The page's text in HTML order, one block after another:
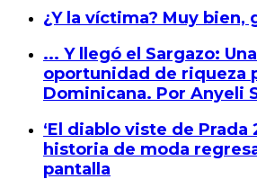
¿Y la víctima? Muy bien,
... Y llegó el Sargazo:
oportunidad de riqueza
Dominicana. Por Anyeli
‘El diablo viste de Prada
historia de moda
pantalla